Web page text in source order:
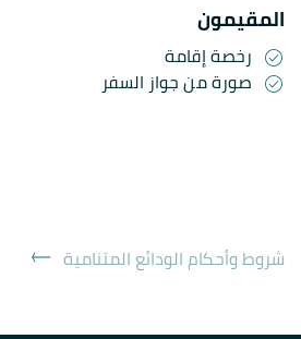
المقيمون
رخصة إقامة
صورة من جواز السفر
شروط وأحكام الودائع المتنامية